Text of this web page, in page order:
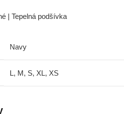
| Tepelná podšívka
Navy
L, M, S, XL, XS